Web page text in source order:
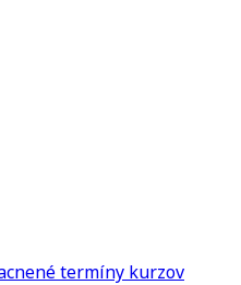
termíny kurzov